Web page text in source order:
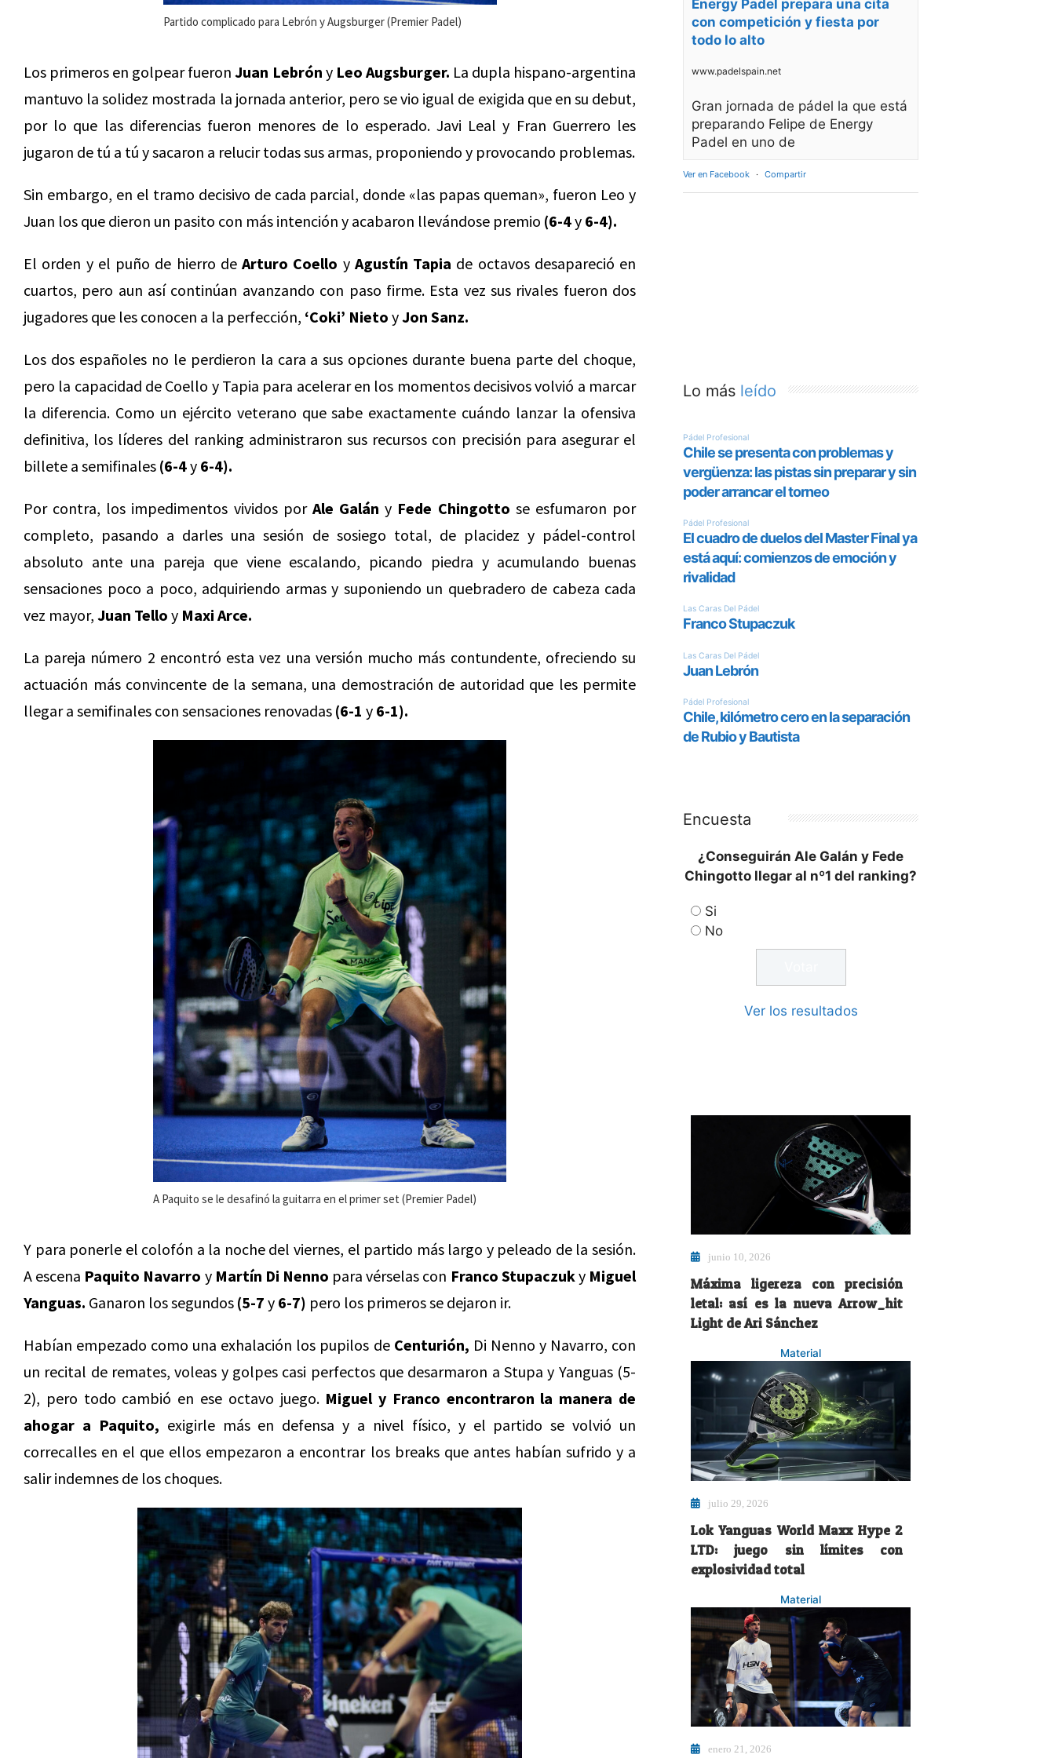
Partido complicado para Lebrón y Augsburger (Premier Padel)
Los primeros en golpear fueronJuan Lebrón y Leo Augsburger. La dupla hispano-argentina
mantuvo la solidez mostrada la jornada anterior, pero se vio igual de exigida que en su debut,
por lo que las diferencias fueron menores de lo esperado. Javi Leal y Fran Guerrero les
jugaron de tú a tú y sacaron a relucir todas sus armas, proponiendo y provocando problemas.
Sin embargo, en el tramo decisivo de cada parcial, donde «las papas queman», fueron Leo y
Juan los que dieron un pasito con más intención y acabaron llevándose premio (6-4y 6-4).
El orden y el puño de hierro de Arturo Coello y Agustín Tapia de octavos desapareció en
cuartos, pero aun así continúan avanzando con paso firme. Esta vez sus rivales fueron dos
jugadores que les conocen a la perfección, ‘Coki’ Nieto yJon Sanz.
Los dos españoles no le perdieron la cara a sus opciones durante buena parte del choque,
pero la capacidad de Coello y Tapia para acelerar en los momentos decisivos volvió a marcar
la diferencia. Como un ejército veterano que sabe exactamente cuándo lanzar la ofensiva
definitiva, los líderes del ranking administraron sus recursos con precisión para asegurar el
billete a semifinales (6-4y 6-4).
Por contra, los impedimentos vividos por Ale Galán y Fede Chingotto se esfumaron por
completo, pasando a darles una sesión de sosiego total, de placidez y pádel-control
absoluto ante una pareja que viene escalando, picando piedra y acumulando buenas
sensaciones poco a poco, adquiriendo armas y suponiendo un quebradero de cabeza cada
vez mayor, Juan Tello y Maxi Arce.
La pareja número 2 encontró esta vez una versión mucho más contundente, ofreciendo su
actuación más convincente de la semana, una demostración de autoridad que les permite
llegar a semifinales con sensaciones renovadas (6-1 y 6-1).
A Paquito se le desafinó la guitarra en el primer set (Premier Padel)
Y para ponerle el colofón a la noche del viernes, el partido más largo y peleado de la sesión.
A escena Paquito Navarro y Martín Di Nenno para vérselas con Franco Stupaczuky Miguel
Yanguas. Ganaron los segundos (5-7 y 6-7) pero los primeros se dejaron ir.
Habían empezado como una exhalación los pupilos de Centurión, Di Nenno y Navarro, con
un recital de remates, voleas y golpes casi perfectos que desarmaron a Stupa y Yanguas (5-
2), pero todo cambió en ese octavo juego. Miguel y Franco encontraron la manera de
ahogar a Paquito, exigirle más en defensa y a nivel físico, y el partido se volvió un
correcalles en el que ellos empezaron a encontrar los breaks que antes habían sufrido y a
salir indemnes de los choques.
Energy Padel prepara una cita
con competición y fiesta por
todo lo alto
www.padelspain.net
Gran jornada de pádel la que está
preparando Felipe de Energy
Padel en uno de
Ver en Facebook · Compartir
Lo más leído
Encuesta
¿Conseguirán Ale Galán y Fede
Chingotto llegar al nº1 del ranking?
Si
No
Ver los resultados
junio 10, 2026
Máxima ligereza con precisión
letal: así es la nueva Arrow_hit
Light de Ari Sánchez
Material
julio 29, 2026
Lok Yanguas World Maxx Hype 2
LTD: juego sin límites con
explosividad total
Material
enero 21, 2026